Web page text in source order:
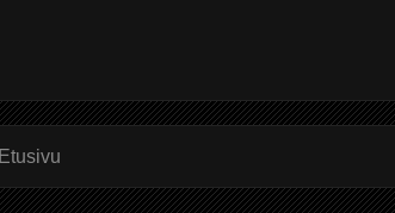
Etusivu